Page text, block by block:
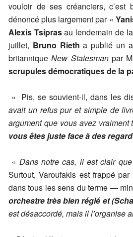
vouloir de ses créanciers, c’est
dénoncé plus largement par «
Alexis Tsiprasau lendemain de
juillet, Bruno Rieth a publié un
britanniqueNew Statesmanpar
scrupules démocratiques de la
« Pis, se souvient-il, dans les
avait un refus pur et simple de
argument que vous avez
vous êtes juste face à des
« Dans notre cas, il est clair
Surtout, Varoufakis est frappé par
dans tous les sens du terme —
orchestre très bien réglé et
est désaccordé, mais il l’organise